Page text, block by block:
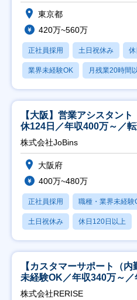
東京都
420万~560万
正社員採用 土日祝休み
業界未経験OK 月残業20時間
【大阪】営業アシスタン
休124日／年収400万～／転
株式会社JoBins
大阪府
400万~480万
正社員採用 職種・業界未経験
土日祝休み 休日120日以上
【カスタマーサポート（
未経験OK／年収340万～／
株式会社RERISE